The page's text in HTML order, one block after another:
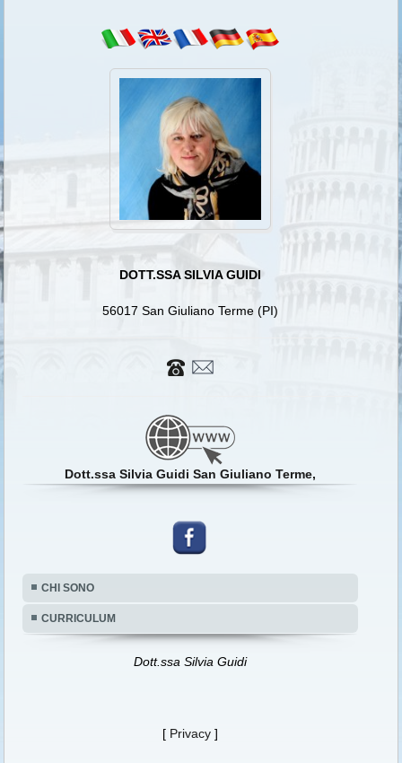
DOTT.SSA SILVIA GUIDI
56017 San Giuliano Terme (PI)
Dott.ssa Silvia Guidi San Giuliano Terme,
CHI SONO
CURRICULUM
Dott.ssa Silvia Guidi
[ Privacy ]